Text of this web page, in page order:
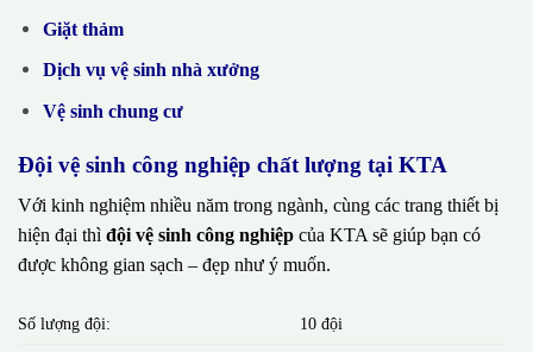
Giặt thảm
Dịch vụ vệ sinh nhà xưởng
Vệ sinh chung cư
Đội vệ sinh công nghiệp chất lượng tại KTA
Với kinh nghiệm nhiều năm trong ngành, cùng các trang thiết bị
hiện đại thì đội vệ sinh công nghiệp của KTA sẽ giúp bạn có
được không gian sạch – đẹp như ý muốn.
Số lượng đội: 10 đội